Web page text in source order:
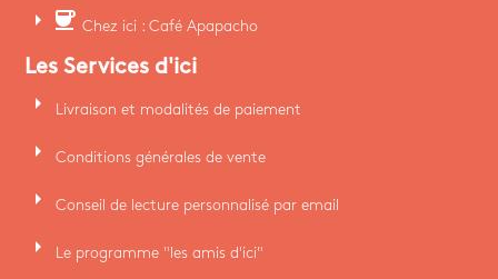
arrow_right coffee Chez ici : Café Apapacho
Les Services d'ici
arrow_right Livraison et modalités de paiement
arrow_right Conditions générales de vente
arrow_right Conseil de lecture personnalisé par email
arrow_right Le programme "les amis d'ici"